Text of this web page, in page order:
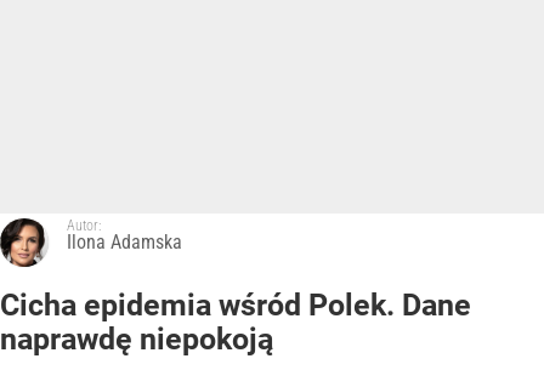
Autor:
Ilona Adamska
Cicha epidemia wśród Polek. Dane
naprawdę niepokoją